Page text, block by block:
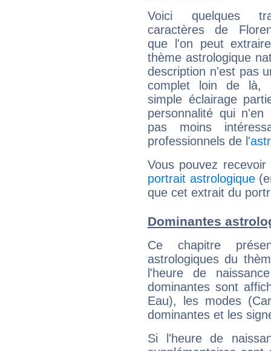
Voici quelques
caractères de
que l'on peut
thème astrologique
description n'est pas
complet loin de là,
simple éclairage
personnalité qui n'en
pas moins
professionnels de l'
Vous pouvez
portrait astrologique
que cet extrait du
Dominantes
Ce chapitre
astrologiques du
l'heure de
dominantes sont
Eau), les modes
dominantes et les
Si l'heure de